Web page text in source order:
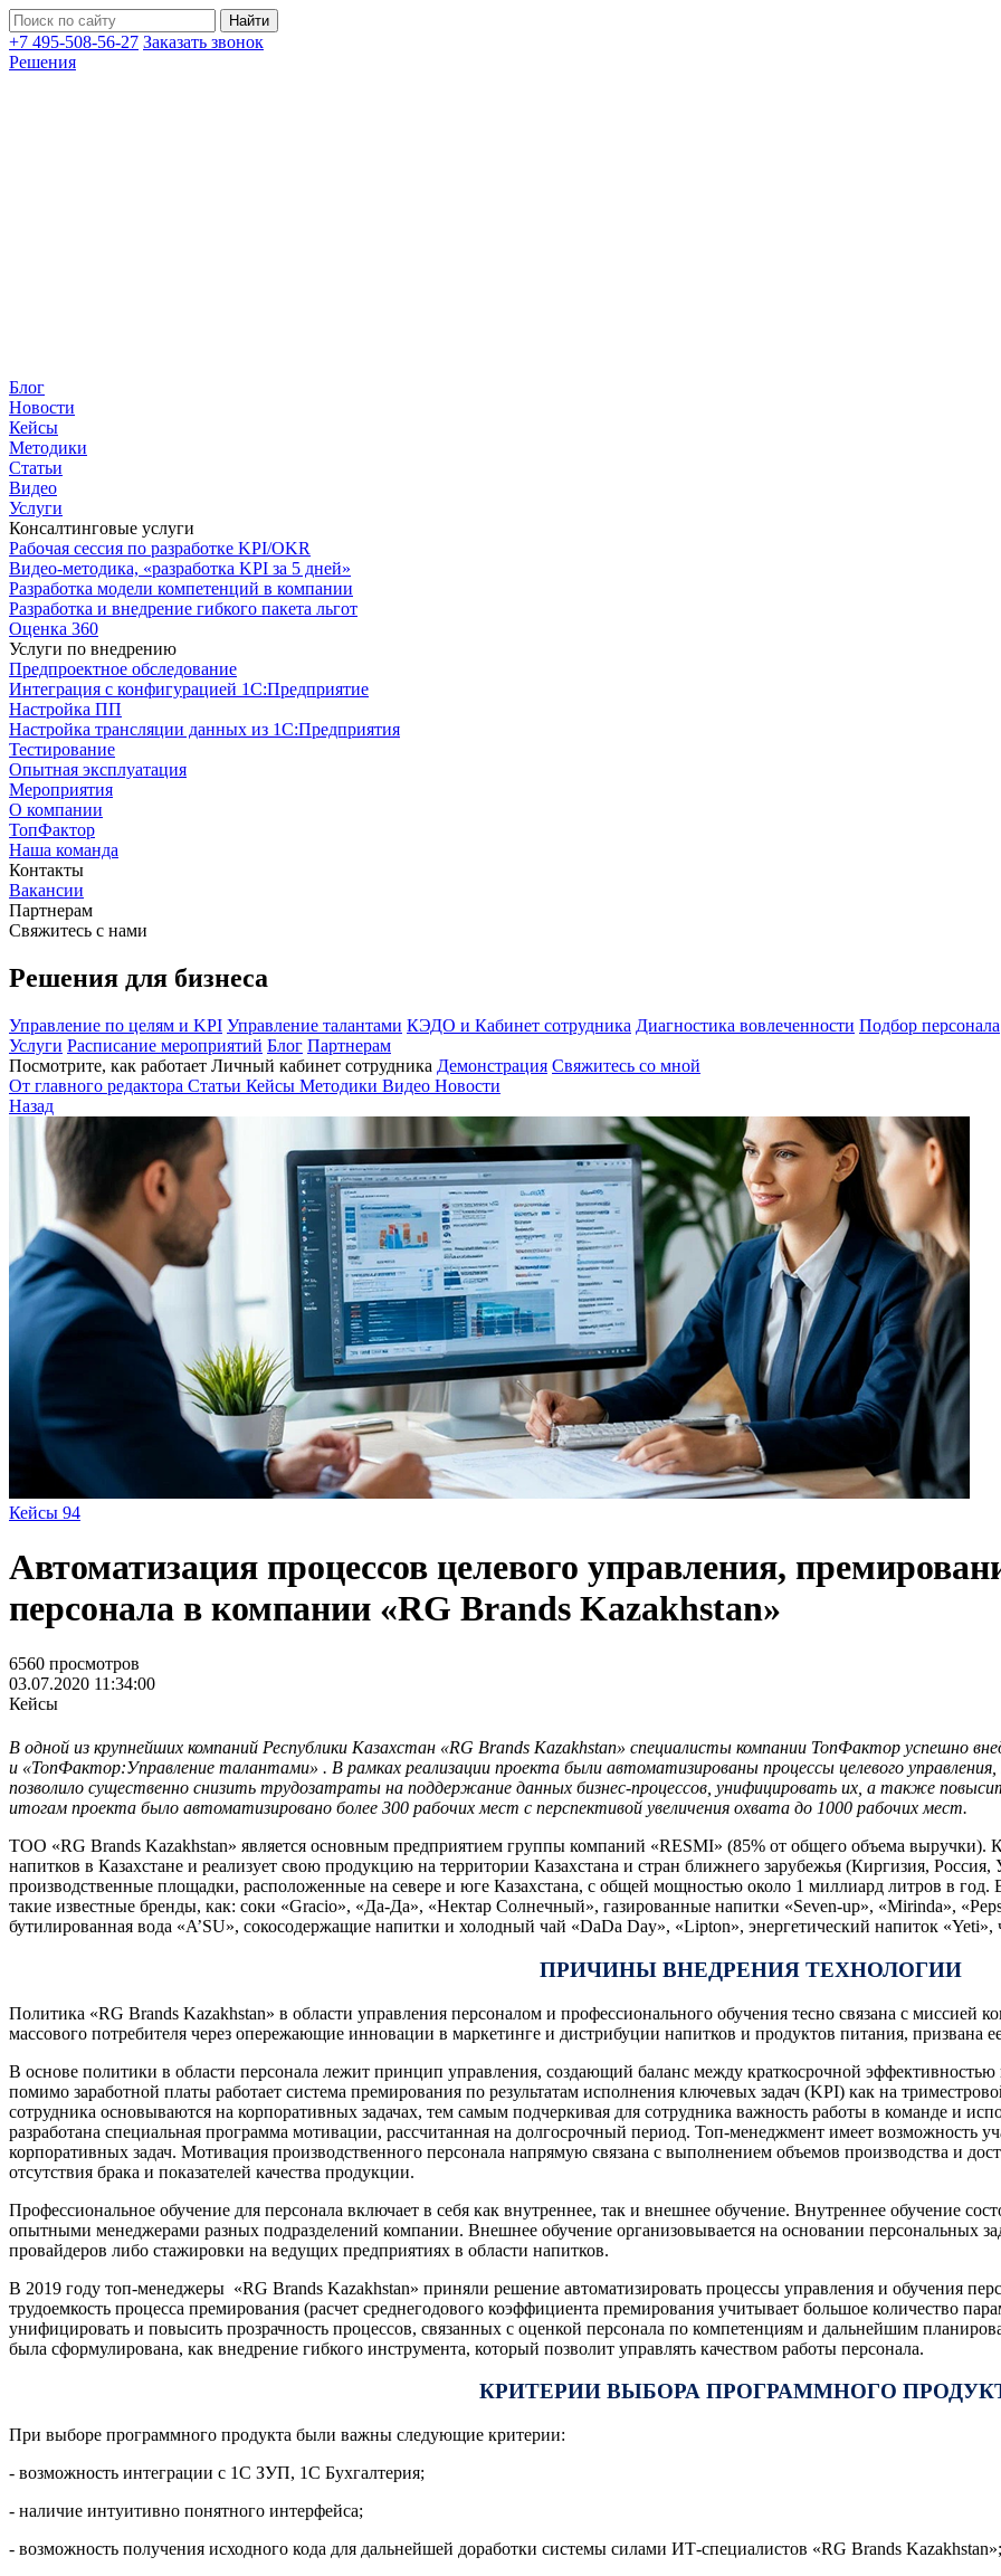
+7 495-508-56-27 Заказать звонок
Решения
Блог
Новости
Кейсы
Методики
Статьи
Видео
Услуги
Консалтинговые услуги
Рабочая сессия по разработке KPI/OKR
Видео-методика, «разработка KPI за 5 дней»
Разработка модели компетенций в компании
Разработка и внедрение гибкого пакета льгот
Оценка 360
Услуги по внедрению
Предпроектное обследование
Интеграция с конфигурацией 1С:Предприятие
Настройка ПП
Настройка трансляции данных из 1С:Предприятия
Тестирование
Опытная эксплуатация
Мероприятия
О компании
ТопФактор
Наша команда
Контакты
Вакансии
Партнерам
Свяжитесь с нами
Решения для бизнеса
Управление по целям и KPI Управление талантами КЭДО и Кабинет сотрудника Диагностика вовлеченности Подбор персонала
Услуги Расписание мероприятий Блог Партнерам
Посмотрите, как работает Личный кабинет сотрудника Демонстрация Свяжитесь со мной
От главного редактора Статьи Кейсы Методики Видео Новости
Назад
Кейсы 94
Автоматизация процессов целевого управления,
персонала в компании «RG Brands Kazakhstan»
6560 просмотров
03.07.2020 11:34:00
Кейсы
В одной из крупнейших компаний Республики Казахстан «RG Brands Kazakhstan» специалисты компании ТопФактор успешно
и «ТопФактор:Управление талантами» . В рамках реализации проекта были автоматизированы процессы целевого
позволило существенно снизить трудозатраты на поддержание данных бизнес-процессов, унифицировать их, а также
итогам проекта было автоматизировано более 300 рабочих мест с перспективой увеличения охвата до 1000 рабочих мест.
ТОО «RG Brands Kazakhstan» является основным предприятием группы компаний «RESMI» (85% от общего объема
напитков в Казахстане и реализует свою продукцию на территории Казахстана и стран ближнего зарубежья (Киргизия,
производственные площадки, расположенные на севере и юге Казахстана, с общей мощностью около 1 миллиард литров в
такие известные бренды, как: соки «Gracio», «Да-Да», «Нектар Солнечный», газированные напитки «Seven-up», «Mirinda»,
бутилированная вода «A’SU», сокосодержащие напитки и холодный чай «DaDa Day», «Lipton», энергетический напиток «Yeti»,
ПРИЧИНЫ ВНЕДРЕНИЯ ТЕХНОЛОГИИ
Политика «RG Brands Kazakhstan» в области управления персоналом и профессионального обучения тесно связана с миссией
массового потребителя через опережающие инновации в маркетинге и дистрибуции напитков и продуктов питания, призвана
В основе политики в области персонала лежит принцип управления, создающий баланс между краткосрочной
помимо заработной платы работает система премирования по результатам исполнения ключевых задач (KPI) как на
сотрудника основываются на корпоративных задачах, тем самым подчеркивая для сотрудника важность работы в команде и
разработана специальная программа мотивации, рассчитанная на долгосрочный период. Топ-менеджмент имеет возможность
корпоративных задач. Мотивация производственного персонала напрямую связана с выполнением объемов производства и
отсутствия брака и показателей качества продукции.
Профессиональное обучение для персонала включает в себя как внутреннее, так и внешнее обучение. Внутреннее обучение
опытными менеджерами разных подразделений компании. Внешнее обучение организовывается на основании персональных
провайдеров либо стажировки на ведущих предприятиях в области напитков.
В 2019 году топ-менеджеры «RG Brands Kazakhstan» приняли решение автоматизировать процессы управления и обучения
трудоемкость процесса премирования (расчет среднегодового коэффициента премирования учитывает большое количество
унифицировать и повысить прозрачность процессов, связанных с оценкой персонала по компетенциям и дальнейшим
была сформулирована, как внедрение гибкого инструмента, который позволит управлять качеством работы персонала.
КРИТЕРИИ ВЫБОРА ПРОГРАММНОГО
При выборе программного продукта были важны следующие критерии:
- возможность интеграции с 1С ЗУП, 1С Бухгалтерия;
- наличие интуитивно понятного интерфейса;
- возможность получения исходного кода для дальнейшей доработки системы силами ИТ-специалистов «RG Brands Kazakhstan»;